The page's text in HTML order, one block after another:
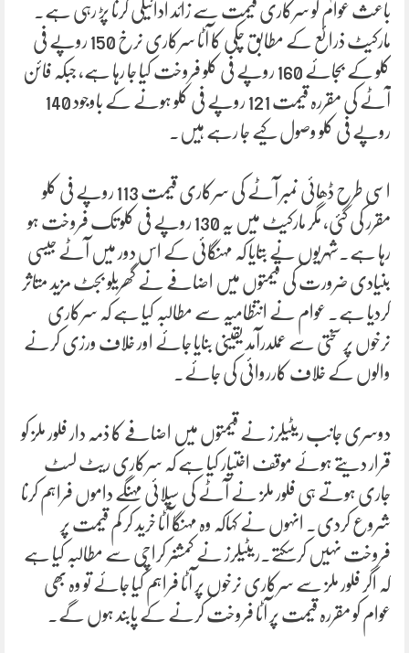
باعث عوام کو سرکاری قیمت سے زائد ادائیگی کرنا پڑ رہی ہے۔
مارکیٹ ذرائع کے مطابق چکی کا آٹا سرکاری نرخ 150 روپے فی
کلو کے بجائے 160 روپے فی کلو فروخت کیا جا رہا ہے، جبکہ فائن
آٹے کی مقررہ قیمت 121 روپے فی کلو ہونے کے باوجود 140
روپے فی کلو وصول کیے جا رہے ہیں۔
اسی طرح ڈھائی نمبر آٹے کی سرکاری قیمت 113 روپے فی کلو
مقرر کی گئی، مگر مارکیٹ میں یہ 130 روپے فی کلو تک فروخت ہو
رہا ہے۔شہریوں نے بتایا کہ مہنگائی کے اس دور میں آٹے جیسی
بنیادی ضرورت کی قیمتوں میں اضافے نے گھریلو بجٹ مزید متاثر
کردیا ہے۔ عوام نے انتظامیہ سے مطالبہ کیا ہے کہ سرکاری
نرخوں پر سختی سے عملدرآمد یقینی بنایا جائے اور خلاف ورزی کرنے
والوں کے خلاف کارروائی کی جائے۔
دوسری جانب ریٹیلرز نے قیمتوں میں اضافے کا ذمہ دار فلور ملز کو
قرار دیتے ہوئے موقف اختیار کیا ہے کہ سرکاری ریٹ لسٹ
جاری ہوتے ہی فلور ملز نے آٹے کی سپلائی مہنگے داموں فراہم کرنا
شروع کردی۔ انہوں نے کہاکہ وہ مہنگا آٹا خرید کر کم قیمت پر
فروخت نہیں کرسکتے۔ریٹیلرز نے کمشنر کراچی سے مطالبہ کیا ہے
کہ اگر فلور ملز سے سرکاری نرخوں پر آٹا فراہم کیا جائے تو وہ بھی
عوام کو مقررہ قیمت پر آٹا فروخت کرنے کے پابند ہوں گے۔